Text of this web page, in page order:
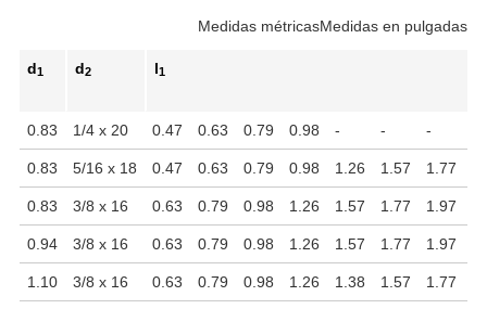
Medidas métricasMedidas en pulgadas
d1 d2 l1
0.83 1/4 x 20 0.47 0.63 0.79 0.98 - - -
0.83 5/16 x 18 0.47 0.63 0.79 0.98 1.26 1.57 1.77
0.83 3/8 x 16 0.63 0.79 0.98 1.26 1.57 1.77 1.97
0.94 3/8 x 16 0.63 0.79 0.98 1.26 1.57 1.77 1.97
1.10 3/8 x 16 0.63 0.79 0.98 1.26 1.38 1.57 1.77